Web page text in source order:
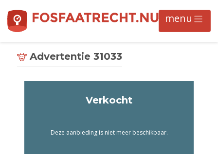
Advertentie 31033
Verkocht
Deze aanbieding is niet meer beschikbaar.